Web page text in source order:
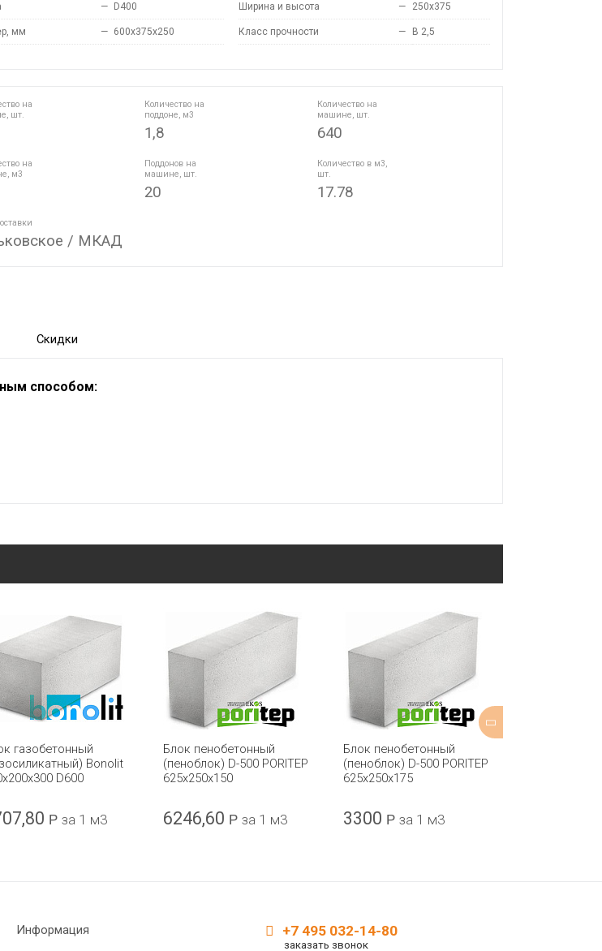
— D400
мм — 600x375x250
Ширина и высота — 250x375
Класс прочности — B 2,5
на
шт.
Количество на
поддоне, м3
1,8
Количество на
машине, шт.
640
на
м3
Поддонов на
машине, шт.
20
Количество в м3,
шт.
17.78
/ МКАД
Скидки
способом:
газобетонный
Bonolit
D600
Р за 1 м3
Блок пенобетонный
(пеноблок) D-500 PORITEP
625х250х150
6246,60 Р за 1 м3
Блок пенобетонный
(пеноблок) D-500 PORITEP
625х250х175
3300 Р за 1 м3
Информация +7 495 032-14-80
заказать звонок